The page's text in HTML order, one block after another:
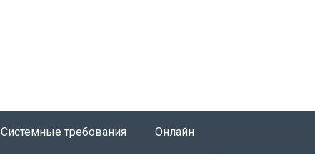
Системные требования Онлайн